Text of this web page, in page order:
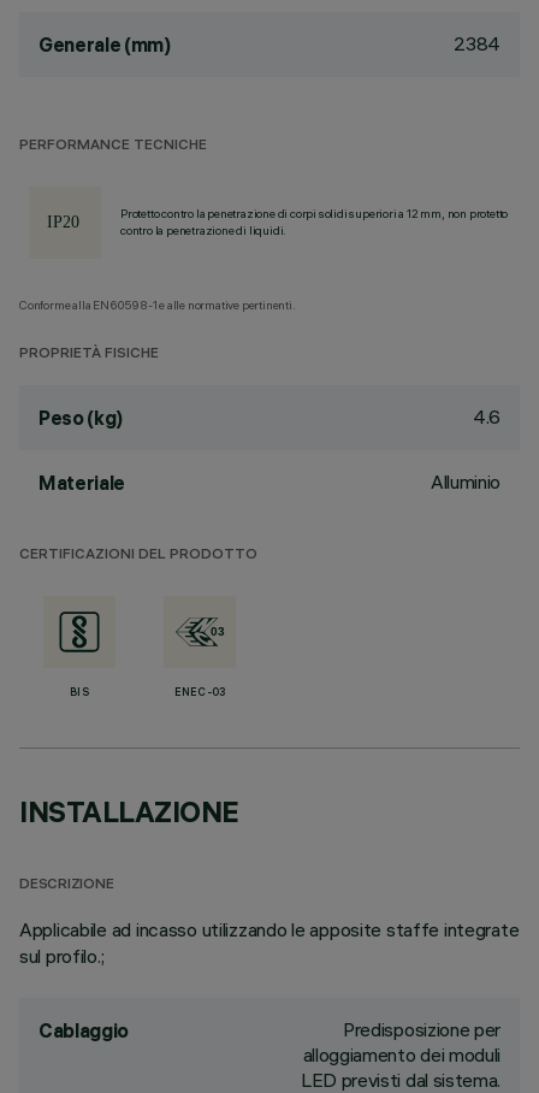
Generale (mm) 2384
PERFORMANCE TECNICHE
Protetto contro la penetrazione di corpi solidi superiori a 12 mm, non protetto
contro la penetrazione di liquidi.
Conforme alla EN60598-1 e alle normative pertinenti.
PROPRIETÀ FISICHE
Peso (kg) 4.6
Materiale Alluminio
CERTIFICAZIONI DEL PRODOTTO
BIS ENEC-03
INSTALLAZIONE
DESCRIZIONE
Applicabile ad incasso utilizzando le apposite staffe integrate
sul profilo.;
Cablaggio
Predisposizione per
alloggiamento dei moduli
LED previsti dal sistema.